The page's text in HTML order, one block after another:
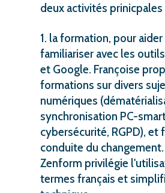
deux activités prinicpales
la formation, pour aider
familiariser avec les
et Google. Françoise
formations sur divers
numériques
synchronisation PC-
cybersécurité, RGPD), et
conduite du changement.
Zenform privilégie
termes français et